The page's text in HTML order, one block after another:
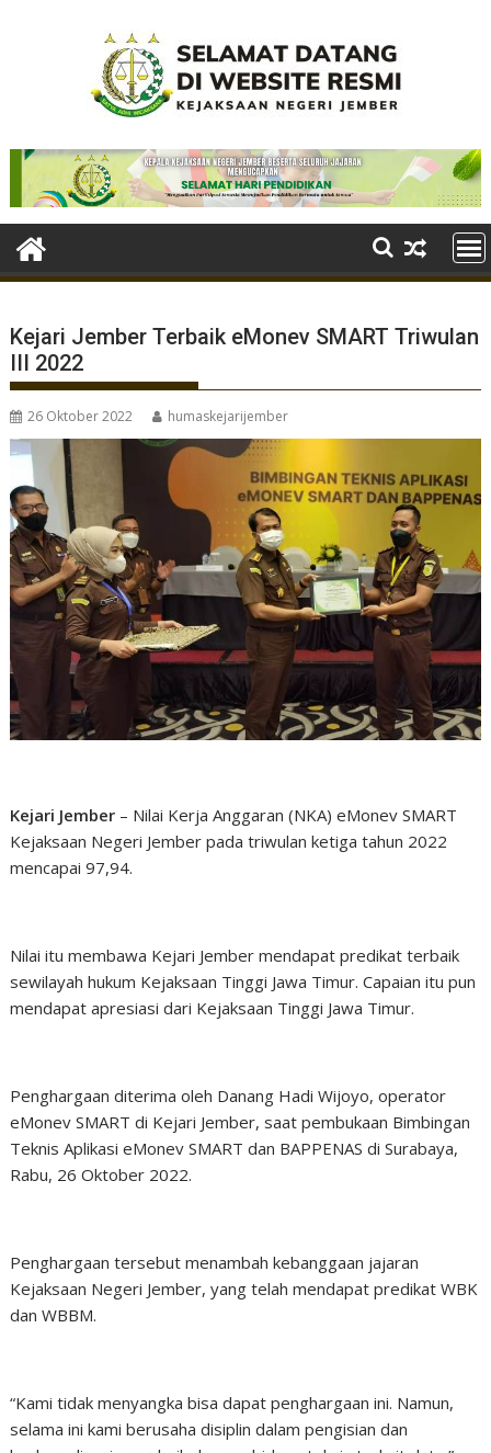
Kejari Jember Terbaik eMonev SMART Triwulan
III 2022
26 Oktober 2022 humaskejarijember
Kejari Jember – Nilai Kerja Anggaran (NKA) eMonev SMART
Kejaksaan Negeri Jember pada triwulan ketiga tahun 2022
mencapai 97,94.
Nilai itu membawa Kejari Jember mendapat predikat terbaik
sewilayah hukum Kejaksaan Tinggi Jawa Timur. Capaian itu pun
mendapat apresiasi dari Kejaksaan Tinggi Jawa Timur.
Penghargaan diterima oleh Danang Hadi Wijoyo, operator
eMonev SMART di Kejari Jember, saat pembukaan Bimbingan
Teknis Aplikasi eMonev SMART dan BAPPENAS di Surabaya,
Rabu, 26 Oktober 2022.
Penghargaan tersebut menambah kebanggaan jajaran
Kejaksaan Negeri Jember, yang telah mendapat predikat WBK
dan WBBM.
“Kami tidak menyangka bisa dapat penghargaan ini. Namun,
selama ini kami berusaha disiplin dalam pengisian dan